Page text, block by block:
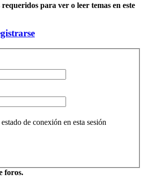
para ver o leer temas en este
de conexión en esta sesión
foros.